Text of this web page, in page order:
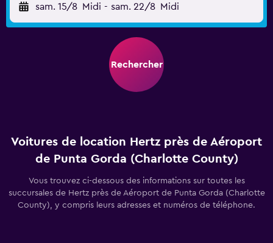
sam. 15/8 Midi - sam. 22/8 Midi
Rechercher
Voitures de location Hertz près de Aéroport
de Punta Gorda (Charlotte County)
Vous trouvez ci-dessous des informations sur toutes les
succursales de Hertz près de Aéroport de Punta Gorda (Charlotte
County), y compris leurs adresses et numéros de téléphone.